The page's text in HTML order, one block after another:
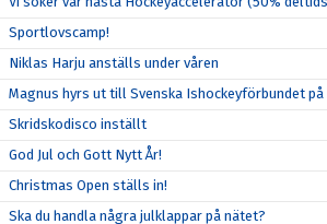
Sportlovscamp!
Niklas Harju anställs under våren
Magnus hyrs ut till Svenska Ishockeyförbundet på
Skridskodisco inställt
God Jul och Gott Nytt År!
Christmas Open ställs in!
Ska du handla några julklappar på nätet?